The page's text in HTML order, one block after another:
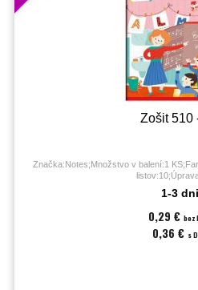
Zošit 510
Značka:Notes;Množstvo v balení:1
1-3 dni
0,29 € bez
0,36 € s